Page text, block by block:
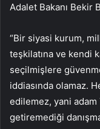
Adalet Bakanı Bekir
“Bir siyasi kurum,
teşkilatına ve kendi
seçilmişlere
iddiasında olamaz.
edilemez, yani adam
getiremediği